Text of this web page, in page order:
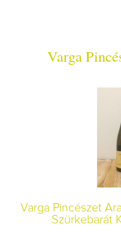
Varga
Varga Pincészet
Szürkebarát